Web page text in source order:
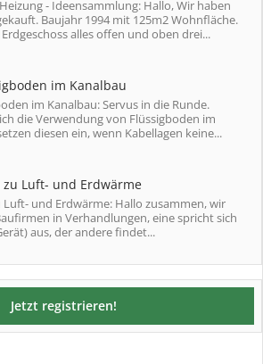
- Ideensammlung: Hallo, Wir haben
Baujahr 1994 mit 125m2 Wohnfläche.
alles offen und oben drei...
im Kanalbau
im Kanalbau: Servus in die Runde.
die Verwendung von Flüssigboden im
diesen ein, wenn Kabellagen keine...
zu Luft- und Erdwärme
Luft- und Erdwärme: Hallo zusammen, wir
in Verhandlungen, eine spricht sich
aus, der andere findet...
Jetzt registrieren!